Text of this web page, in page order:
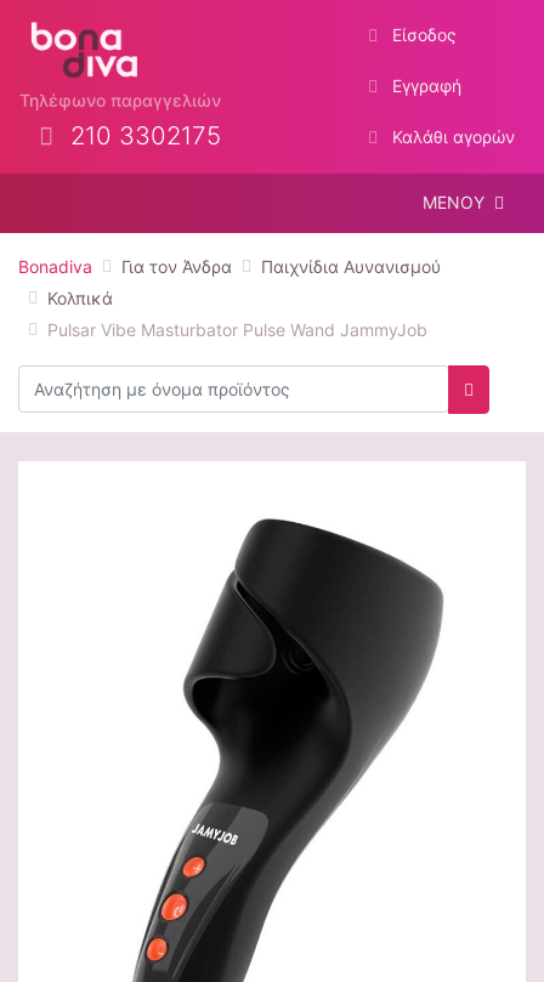
Τηλέφωνο παραγγελιών
210 3302175
Είσοδος
Εγγραφή
Καλάθι αγορών
ΜΕΝΟΥ
Bonadiva Για τον Άνδρα
Παιχνίδια Αυνανισμού
Κολπικά
Pulsar Vibe Masturbator Pulse Wand JammyJob
Αναζήτηση